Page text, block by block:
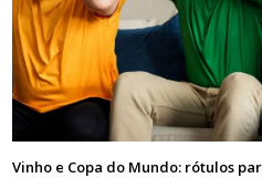
Vinho e Copa do Mundo: rótulos